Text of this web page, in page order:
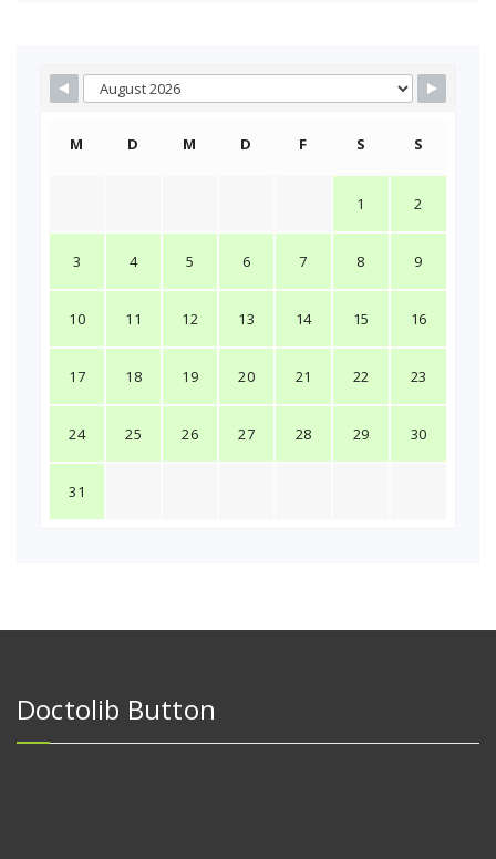
M D M D F S S
1 2
3 4 5 6 7 8 9
10 11 12 13 14 15 16
17 18 19 20 21 22 23
24 25 26 27 28 29 30
31
Doctolib Button